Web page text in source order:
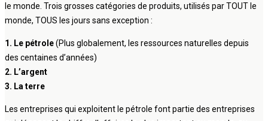
le monde. Trois grosses catégories de produits, utilisés par TOUT le
monde, TOUS les jours sans exception :
1. Le pétrole(Plus globalement, les ressources naturelles depuis
des centaines d’années)
2. L’argent
3. La terre
Les entreprises qui exploitent le pétrole font partie des entreprises